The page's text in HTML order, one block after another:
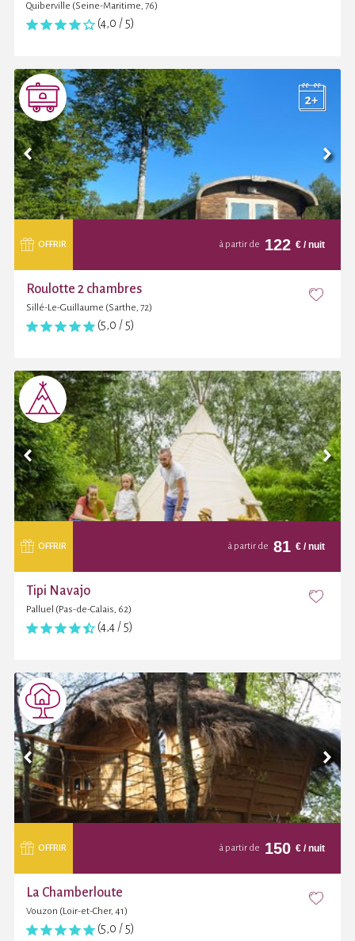
Quiberville (Seine-Maritime, 76)
(4,0 / 5)
OFFRIR à partir de 122 € / nuit
Roulotte 2 chambres
Sillé-Le-Guillaume (Sarthe, 72)
(5,0 / 5)
OFFRIR à partir de 81 € / nuit
Tipi Navajo
Palluel (Pas-de-Calais, 62)
(4,4 / 5)
OFFRIR à partir de 150 € / nuit
La Chamberloute
Vouzon (Loir-et-Cher, 41)
(5,0 / 5)